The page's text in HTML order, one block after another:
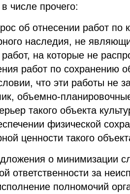
числе прочего:
об отнесении работ по
наследия, не
на которые не
работ по сохранению
что эти работы не
объемно-
такого объекта
физической
ценности такого
о минимизации
ответственности за
полномочий